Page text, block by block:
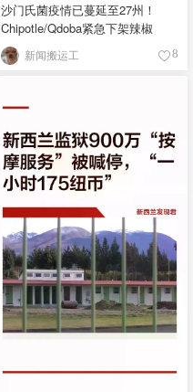
沙门氏菌疫情已蔓延至27州！
Chipotle/Qdoba紧急下架辣椒
新闻搬运工 8